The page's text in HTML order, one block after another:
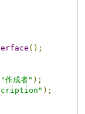
();
"作成者" );
);